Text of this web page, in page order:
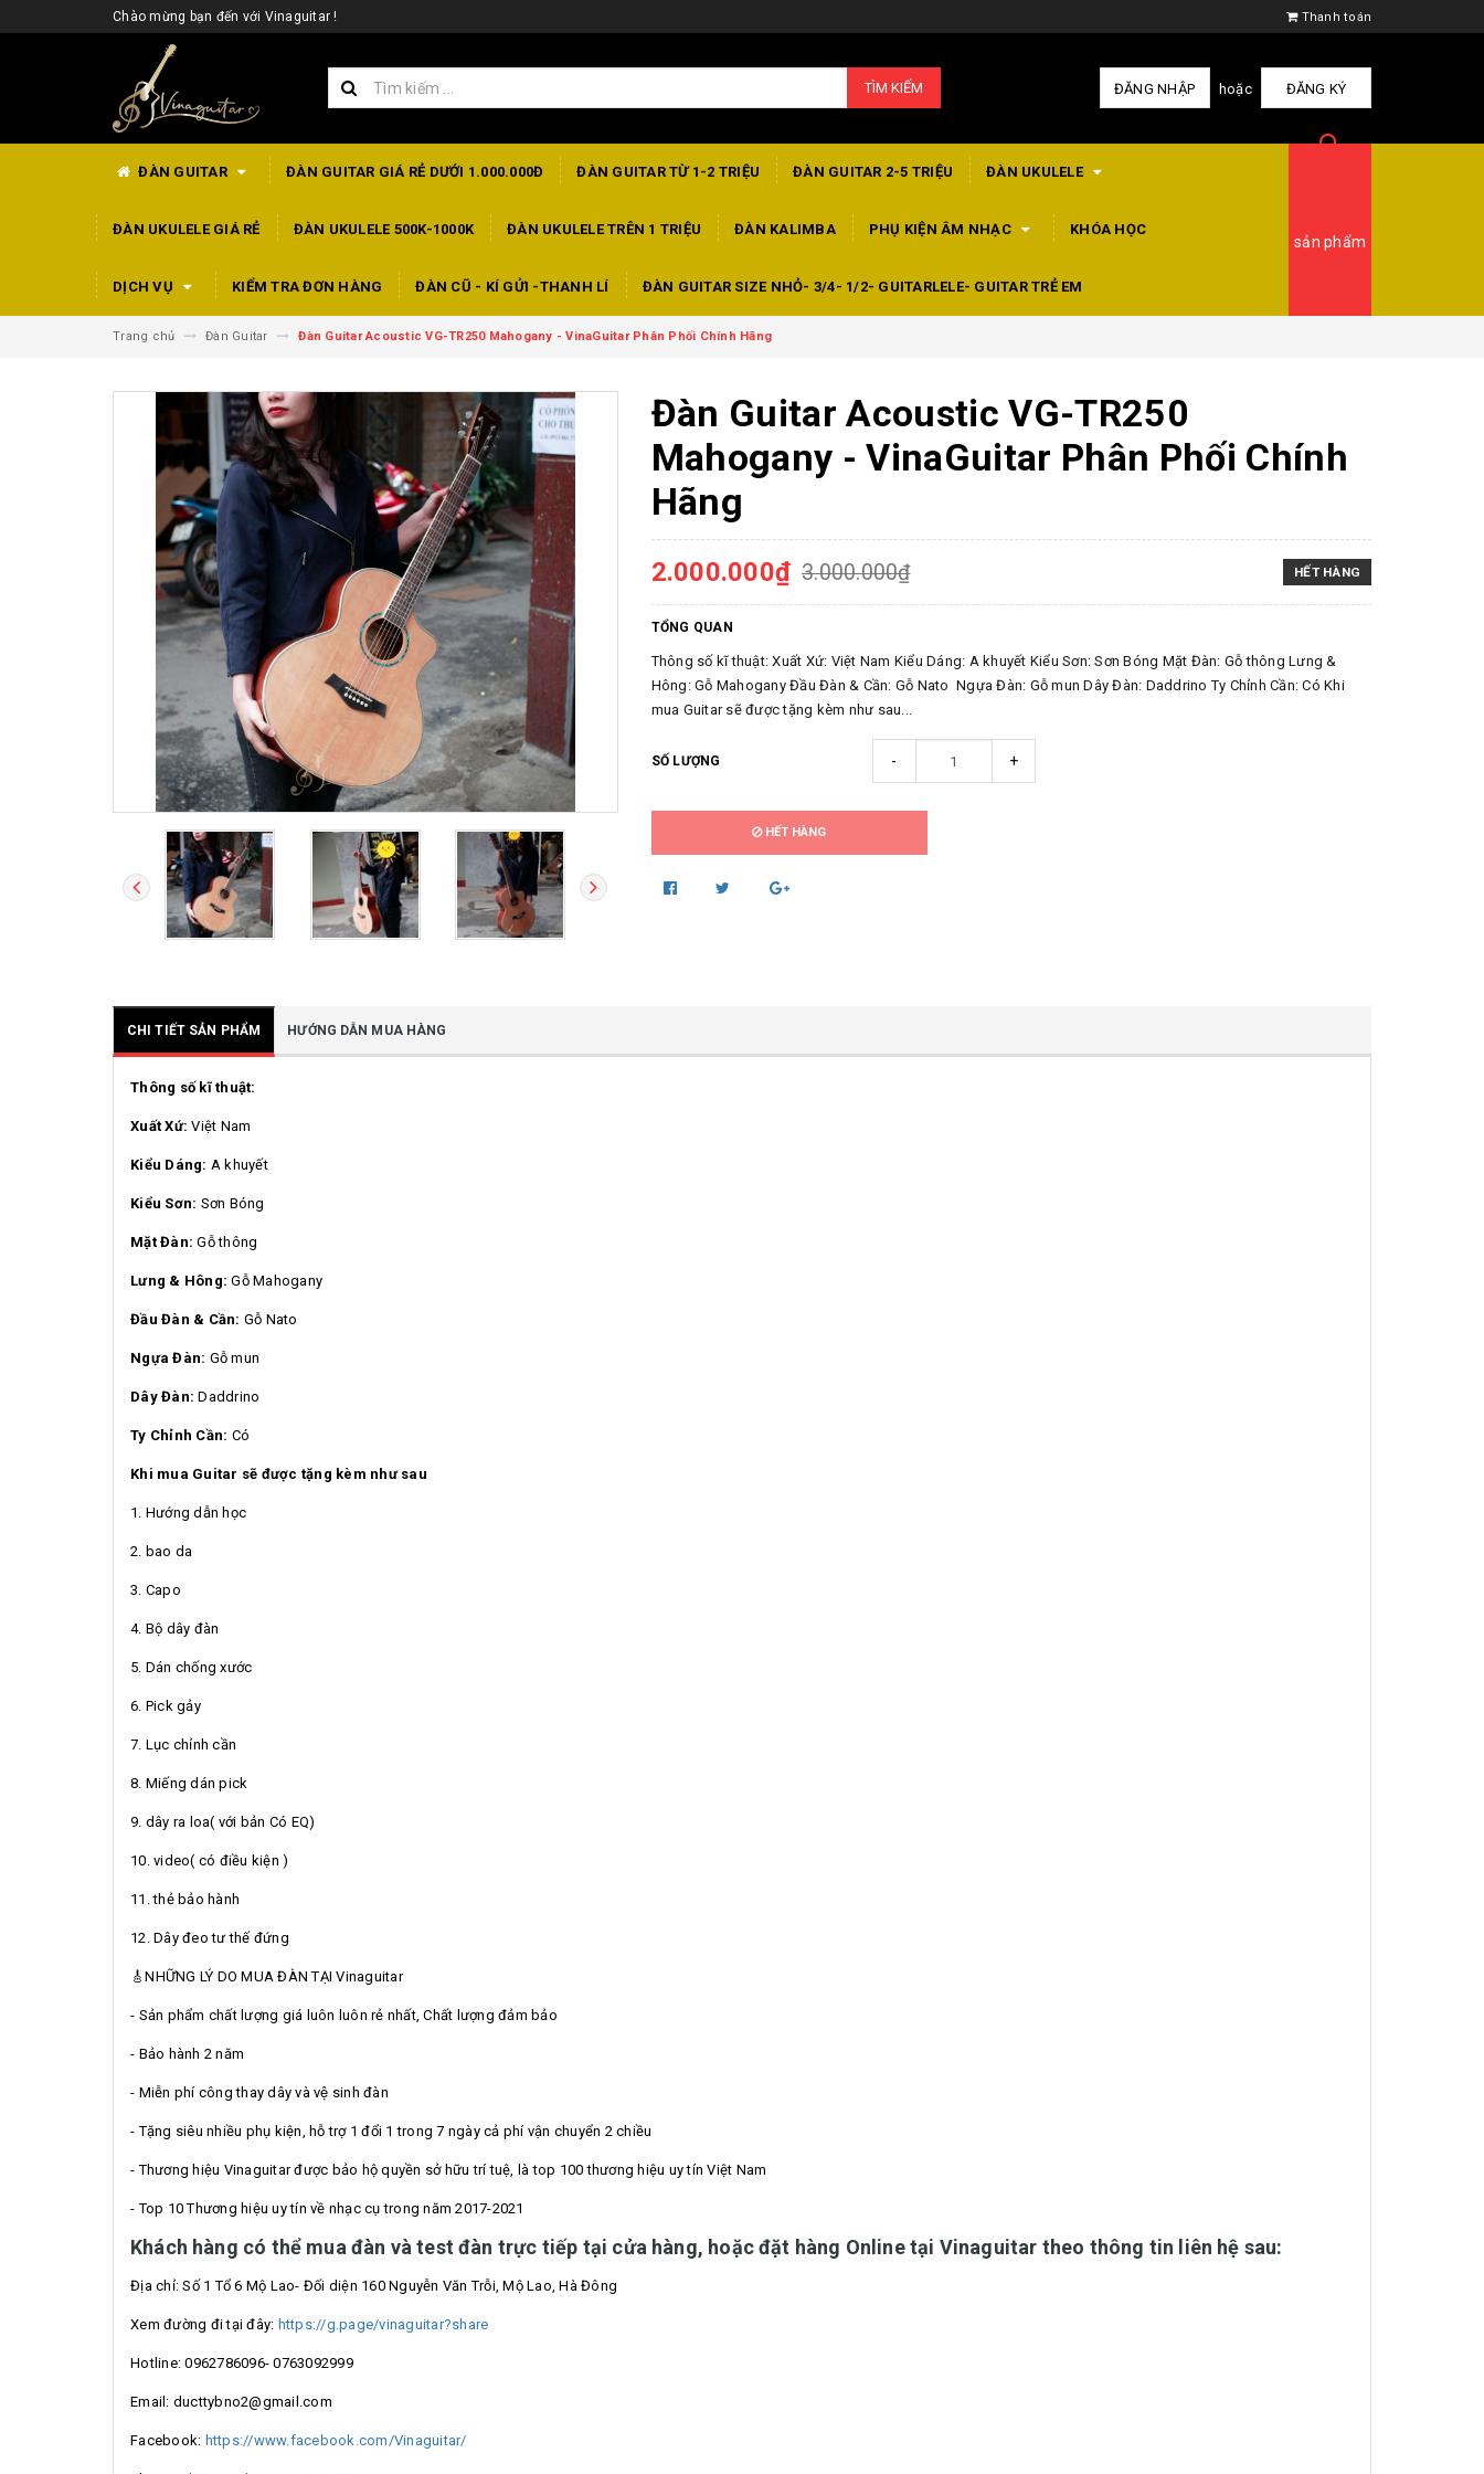
Chào mừng bạn đến với Vinaguitar ! Thanh toán
TÌM KIẾM ĐĂNG NHẬP hoặc ĐĂNG KÝ
ĐÀN GUITAR ĐÀN GUITAR GIÁ RẺ DƯỚI 1.000.000Đ ĐÀN GUITAR TỪ 1-2 TRIỆU ĐÀN GUITAR 2-5 TRIỆU ĐÀN UKULELE
ĐÀN UKULELE GIÁ RẺ ĐÀN UKULELE 500K-1000K ĐÀN UKULELE TRÊN 1 TRIỆU ĐÀN KALIMBA PHỤ KIỆN ÂM NHẠC KHÓA HỌC
DỊCH VỤ KIỂM TRA ĐƠN HÀNG ĐÀN CŨ - KÍ GỬI -THANH LÍ ĐÀN GUITAR SIZE NHỎ- 3/4- 1/2- GUITARLELE- GUITAR TRẺ EM
sản phẩm
Trang chủ Đàn Guitar Đàn Guitar Acoustic VG-TR250 Mahogany - VinaGuitar Phân Phối Chính Hãng
Đàn Guitar Acoustic VG-TR250
Mahogany - VinaGuitar Phân Phối Chính
Hãng
2.000.000₫ 3.000.000₫ HẾT HÀNG
TỔNG QUAN
Thông số kĩ thuật: Xuất Xứ: Việt Nam Kiểu Dáng: A khuyết Kiểu Sơn: Sơn Bóng Mặt Đàn: Gỗ thông Lưng &
Hông: Gỗ Mahogany Đầu Đàn & Cần: Gỗ Nato Ngựa Đàn: Gỗ mun Dây Đàn: Daddrino Ty Chỉnh Cần: Có Khi
mua Guitar sẽ được tặng kèm như sau...
SỐ LƯỢNG - +
HẾT HÀNG
CHI TIẾT SẢN PHẨM HƯỚNG DẪN MUA HÀNG
Thông số kĩ thuật:
Xuất Xứ: Việt Nam
Kiểu Dáng: A khuyết
Kiểu Sơn: Sơn Bóng
Mặt Đàn:Gỗ thông
Lưng & Hông: Gỗ Mahogany
Đầu Đàn & Cần: Gỗ Nato
Ngựa Đàn: Gỗ mun
Dây Đàn: Daddrino
Ty Chỉnh Cần: Có
Khi mua Guitar sẽ được tặng kèm như sau
1. Hướng dẫn học
2. bao da
3. Capo
4. Bộ dây đàn
5. Dán chống xước
6. Pick gảy
7. Lục chỉnh cần
8. Miếng dán pick
9. dây ra loa( với bản Có EQ)
10. video( có điều kiện )
11. thẻ bảo hành
12. Dây đeo tư thế đứng
🎸NHỮNG LÝ DO MUA ĐÀN TẠI Vinaguitar
- Sản phẩm chất lượng giá luôn luôn rẻ nhất, Chất lượng đảm bảo
- Bảo hành 2 năm
- Miễn phí công thay dây và vệ sinh đàn
- Tặng siêu nhiều phụ kiện, hỗ trợ 1 đổi 1 trong 7 ngày cả phí vận chuyển 2 chiều
- Thương hiệu Vinaguitar được bảo hộ quyền sở hữu trí tuệ, là top 100 thương hiệu uy tín Việt Nam
- Top 10 Thương hiệu uy tín về nhạc cụ trong năm 2017-2021
Khách hàng có thể mua đàn và test đàn trực tiếp tại cửa hàng, hoặc đặt hàng Online tại Vinaguitar theo thông tin liên hệ sau:
Địa chỉ: Số 1 Tổ 6 Mộ Lao- Đối diện 160 Nguyễn Văn Trỗi, Mộ Lao, Hà Đông
Xem đường đi tại đây: https://g.page/vinaguitar?share
Hotline: 0962786096- 0763092999
Email: ducttybno2@gmail.com
Facebook: https://www.facebook.com/Vinaguitar/